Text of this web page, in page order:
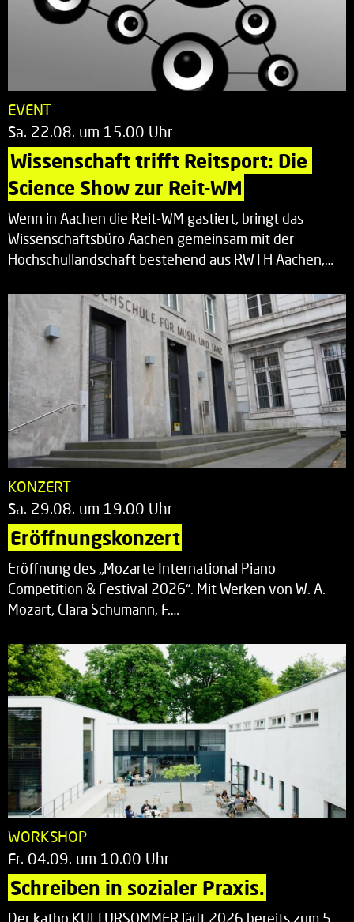
EVENT
Sa. 22.08. um 15.00 Uhr
Wissenschaft trifft Reitsport: Die
Science Show zur Reit-WM
Wenn in Aachen die Reit-WM gastiert, bringt das
Wissenschaftsbüro Aachen gemeinsam mit der
Hochschullandschaft bestehend aus RWTH Aachen,…
KONZERT
Sa. 29.08. um 19.00 Uhr
Eröffnungskonzert
Eröffnung des „Mozarte International Piano
Competition & Festival 2026“. Mit Werken von W. A.
Mozart, Clara Schumann, F.…
WORKSHOP
Fr. 04.09. um 10.00 Uhr
Schreiben in sozialer Praxis.
Der katho KULTURSOMMER lädt 2026 bereits zum 5.